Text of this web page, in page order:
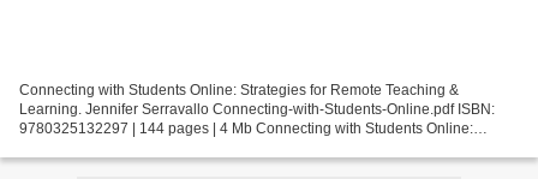
Connecting with Students Online: Strategies for Remote Teaching &
Learning. Jennifer Serravallo Connecting-with-Students-Online.pdf ISBN:
9780325132297 | 144 pages | 4 Mb Connecting with Students Online: